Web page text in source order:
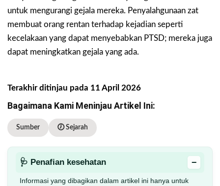
untuk mengurangi gejala mereka. Penyalahgunaan zat
membuat orang rentan terhadap kejadian seperti
kecelakaan yang dapat menyebabkan PTSD; mereka juga
dapat meningkatkan gejala yang ada.
Terakhir ditinjau pada 11 April 2026
Bagaimana Kami Meninjau Artikel Ini:
Sumber 🕖 Sejarah
🩺 Penafian kesehatan −
Informasi yang dibagikan dalam artikel ini hanya untuk